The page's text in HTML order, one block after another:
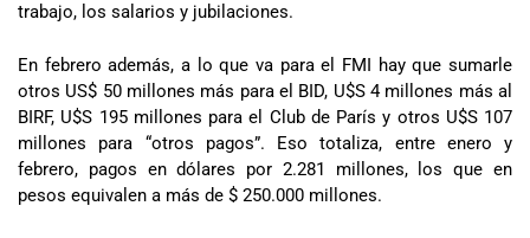
trabajo, los salarios y jubilaciones.
En febrero además, a lo que va para el FMI hay que sumarle
otros US$ 50 millones más para el BID, U$S 4 millones más al
BIRF, U$S 195 millones para el Club de París y otros U$S 107
millones para “otros pagos”. Eso totaliza, entre enero y
febrero, pagos en dólares por 2.281 millones, los que en
pesos equivalen a más de $ 250.000 millones.